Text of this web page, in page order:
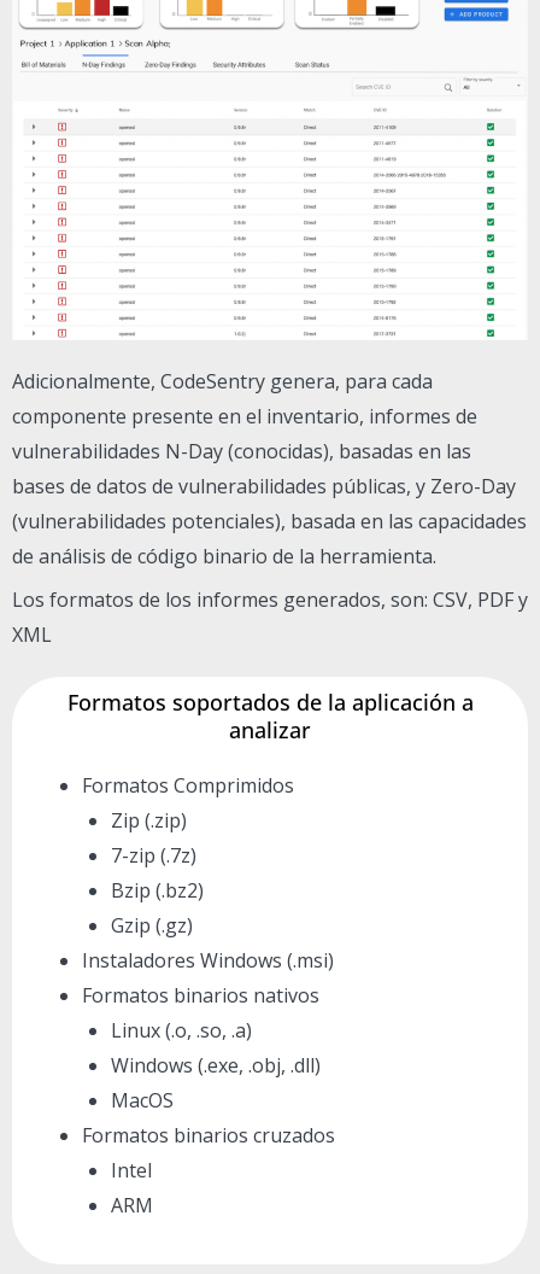
Adicionalmente, CodeSentry genera, para cada
componente presente en el inventario, informes de
vulnerabilidades N-Day (conocidas), basadas en las
bases de datos de vulnerabilidades públicas, y Zero-Day
(vulnerabilidades potenciales), basada en las capacidades
de análisis de código binario de la herramienta.
Los formatos de los informes generados, son: CSV, PDF y
XML
Formatos soportados de la aplicación a
analizar
Formatos Comprimidos
Zip (.zip)
7-zip (.7z)
Bzip (.bz2)
Gzip (.gz)
Instaladores Windows (.msi)
Formatos binarios nativos
Linux (.o, .so, .a)
Windows (.exe, .obj, .dll)
MacOS
Formatos binarios cruzados
Intel
ARM